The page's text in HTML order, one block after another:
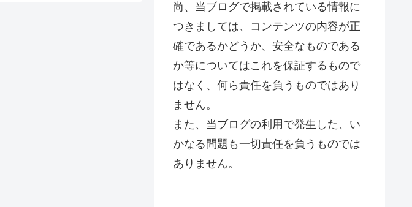
尚、当ブログで掲載されている情報に
つきましては、コンテンツの内容が正
確であるかどうか、安全なものである
か等についてはこれを保証するもので
はなく、何ら責任を負うものではあり
ません。
また、当ブログの利用で発生した、い
かなる問題も一切責任を負うものでは
ありません。